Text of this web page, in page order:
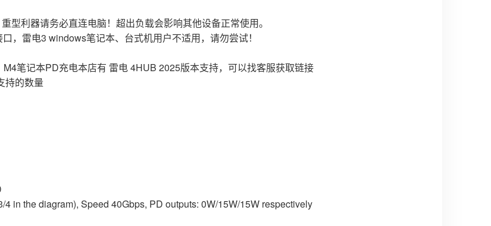
型利器请务必直连电脑！超出负载会影响其他设备正常使用。
，雷电3 windows笔记本、台式机用户不适用，请勿尝试！
笔记本PD充电本店有 雷电 4HUB 2025版本支持，可以找客服获取链接
持的数量
in the diagram), Speed 40Gbps, PD outputs: 0W/15W/15W respectively